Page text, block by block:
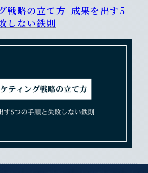
戦略の立て方｜成果を出す5
しない鉄則